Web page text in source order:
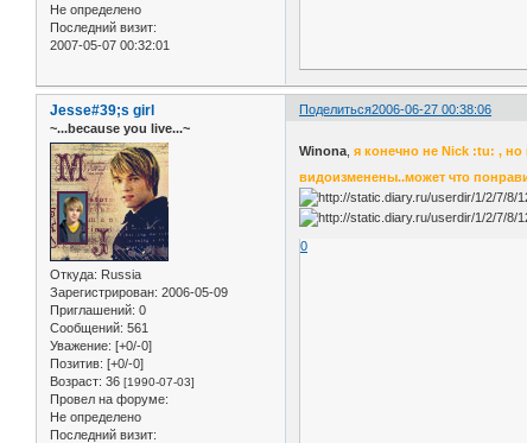
Не определено
Последний визит:
2007-05-07 00:32:01
Поделиться2006-06-27 00:38:06
Jesse#39;s girl
~...because you live...~
Откуда: Russia
Зарегистрирован: 2006-05-09
Приглашений: 0
Сообщений: 561
Уважение: [+0/-0]
Позитив: [+0/-0]
Возраст: 36 [1990-07-03]
Провел на форуме:
Не определено
Последний визит:
Winona ,я конечно не Nick :tu: , но
видоизменены..может что
0